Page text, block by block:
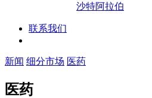
沙特阿拉伯
联系我们
新闻 细分市场 医药
医药